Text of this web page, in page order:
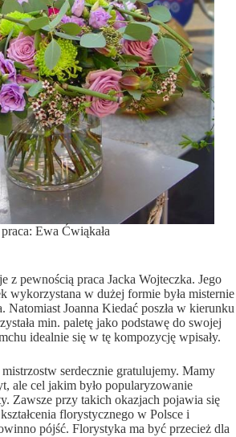
praca: Ewa Ćwiąkała
z pewnością praca Jacka Wojteczka. Jego
wykorzystana w dużej formie była misternie
Natomiast Joanna Kiedać poszła w kierunku
min. paletę jako podstawę do swojej
idealnie się w tę kompozycję wpisały.
serdecznie gratulujemy. Mamy
ale cel jakim było popularyzowanie
Zawsze przy takich okazjach pojawia się
florystycznego w Polsce i
pójść. Florystyka ma być przecież dla